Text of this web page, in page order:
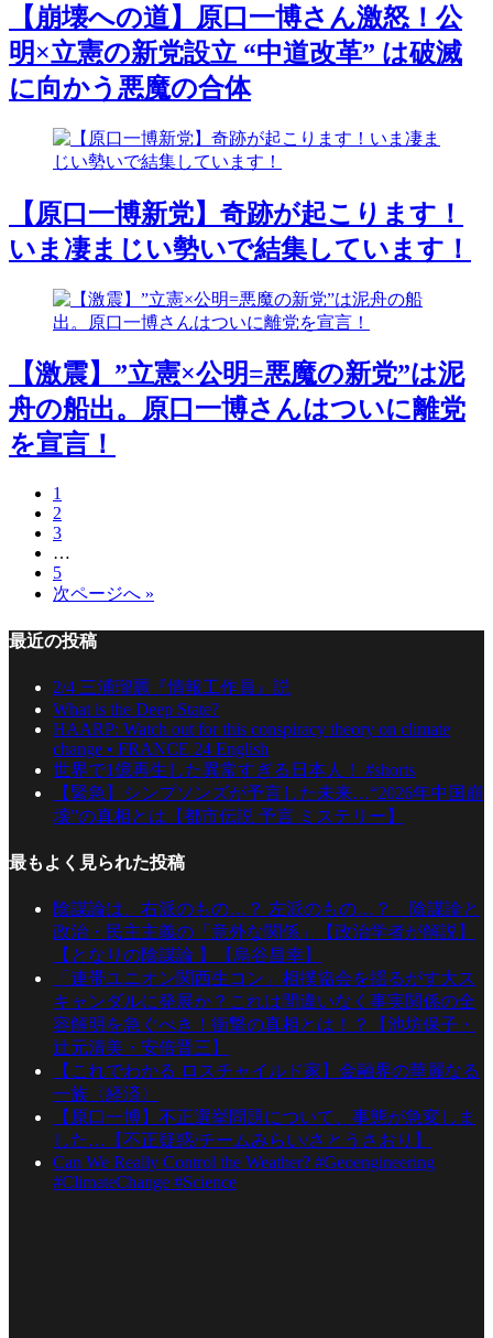
【崩壊への道】原口一博さん激怒！公
明×立憲の新党設立 “中道改革” は破滅
に向かう悪魔の合体
【原口一博新党】奇跡が起こります！
いま凄まじい勢いで結集しています！
【激震】”立憲×公明=悪魔の新党”は泥
舟の船出。原口一博さんはついに離党
を宣言！
1
2
3
…
5
次ページへ »
最近の投稿
2/4 三浦瑠麗『情報工作員』説
What is the Deep State?
HAARP: Watch out for this conspiracy theory on climate
change • FRANCE 24 English
世界で1億再生した異常すぎる日本人！ #shorts
【緊急】シンプソンズが予言した未来…“2026年中国崩
壊”の真相とは【都市伝説 予言 ミステリー】
最もよく見られた投稿
陰謀論は、右派のもの…？ 左派のもの…？ 陰謀論と
政治・民主主義の「意外な関係」【政治学者が解説】
【となりの陰謀論 】【烏谷昌幸】
「連帯ユニオン関西生コン」相撲協会を揺るがす大ス
キャンダルに発展か？これは間違いなく事実関係の全
容解明を急ぐべき！衝撃の真相とは！？【池坊保子・
辻元清美・安倍晋三】
【これでわかる ロスチャイルド家】金融界の華麗なる
一族〈経済〉
【原口一博】不正選挙問題について、事態が急変しま
した…【不正疑惑/チームみらい/さとうさおり】
Can We Really Control the Weather? #Geoengineering
#ClimateChange #Science